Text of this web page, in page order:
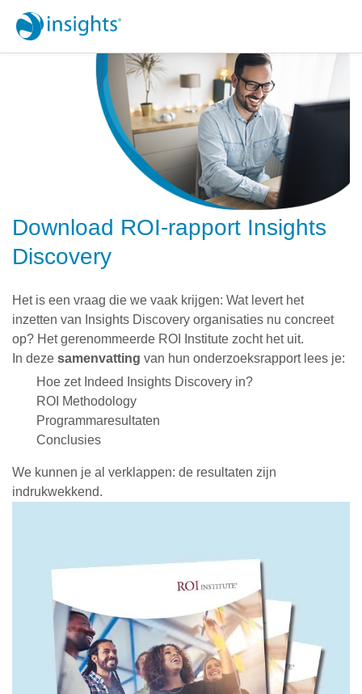
Download ROI-rapport Insights
Discovery
Het is een vraag die we vaak krijgen: Wat levert het
inzetten van Insights Discovery organisaties nu concreet
op? Het gerenommeerde ROI Institute zocht het uit.
In deze samenvatting van hun onderzoeksrapport lees je:
Hoe zet Indeed Insights Discovery in?
ROI Methodology
Programmaresultaten
Conclusies
We kunnen je al verklappen: de resultaten zijn
indrukwekkend.